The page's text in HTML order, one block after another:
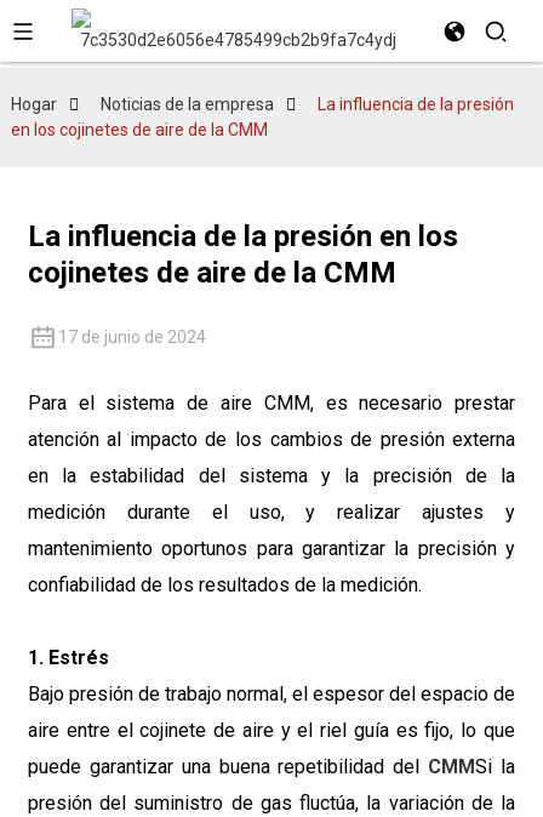
Hogar Noticias de la empresa
La influencia de la presión
en los cojinetes de aire de la CMM
La influencia de la presión en los
cojinetes de aire de la CMM
17 de junio de 2024
Para el sistema de aire CMM, es necesario prestar
atención al impacto de los cambios de presión externa
en la estabilidad del sistema y la precisión de la
medición durante el uso, y realizar ajustes y
mantenimiento oportunos para garantizar la precisión y
confiabilidad de los resultados de la medición.
1. Estrés
Bajo presión de trabajo normal, el espesor del espacio de
aire entre el cojinete de aire y el riel guía es fijo, lo que
puede garantizar una buena repetibilidad del CMMSi la
presión del suministro de gas fluctúa, la variación de la